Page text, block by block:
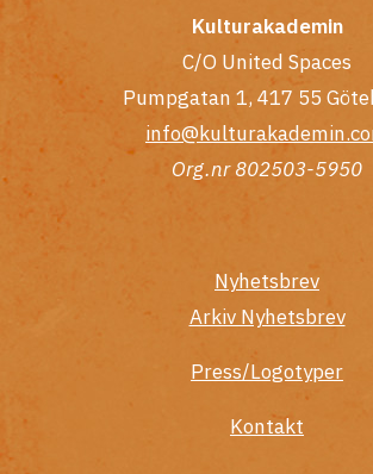
Kulturakademin
C/O United Spaces
Pumpgatan 1, 417 55
Org.nr 802503-5950
Nyhetsbrev
Arkiv Nyhetsbrev
Press/Logotyper
Kontakt